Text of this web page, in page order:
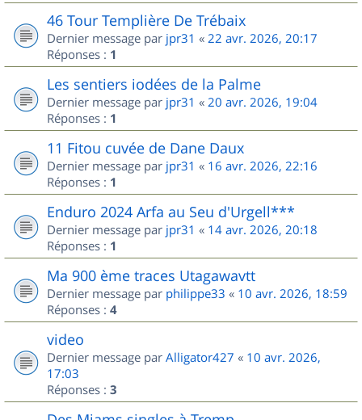
46 Tour Templière De Trébaix
Dernier message par jpr31 « 22 avr. 2026, 20:17
Réponses : 1
Les sentiers iodées de la Palme
Dernier message par jpr31 « 20 avr. 2026, 19:04
Réponses : 1
11 Fitou cuvée de Dane Daux
Dernier message par jpr31 « 16 avr. 2026, 22:16
Réponses : 1
Enduro 2024 Arfa au Seu d'Urgell***
Dernier message par jpr31 « 14 avr. 2026, 20:18
Réponses : 1
Ma 900 ème traces Utagawavtt
Dernier message par philippe33 « 10 avr. 2026, 18:59
Réponses : 4
video
Dernier message par Alligator427 « 10 avr. 2026,
17:03
Réponses : 3